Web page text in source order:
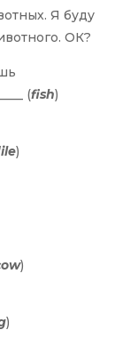
Я буду
ОК?
(fish)
)
)
)